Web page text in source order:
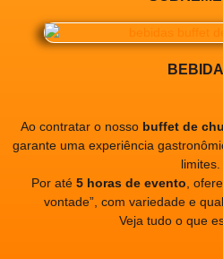
Ao contratar o nosso buffet de
garante uma experiência
limites.
Por até 5 horas de evento ,
vontade”, com variedade e
Veja tudo o que